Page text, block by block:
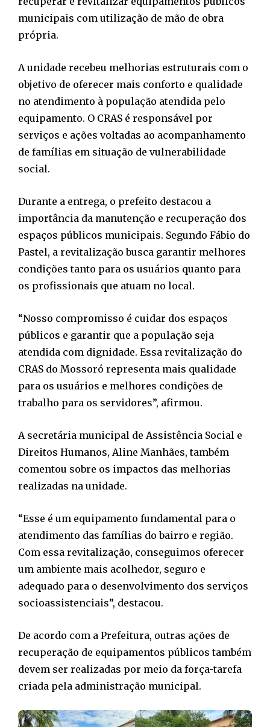
municipais com utilização de mão de obra
própria.
A unidade recebeu melhorias estruturais com o
objetivo de oferecer mais conforto e qualidade
no atendimento à população atendida pelo
equipamento. O CRAS é responsável por
serviços e ações voltadas ao acompanhamento
de famílias em situação de vulnerabilidade
social.
Durante a entrega, o prefeito destacou a
importância da manutenção e recuperação dos
espaços públicos municipais. Segundo Fábio do
Pastel, a revitalização busca garantir melhores
condições tanto para os usuários quanto para
os profissionais que atuam no local.
“Nosso compromisso é cuidar dos espaços
públicos e garantir que a população seja
atendida com dignidade. Essa revitalização do
CRAS do Mossoró representa mais qualidade
para os usuários e melhores condições de
trabalho para os servidores”, afirmou.
A secretária municipal de Assistência Social e
Direitos Humanos, Aline Manhães, também
comentou sobre os impactos das melhorias
realizadas na unidade.
“Esse é um equipamento fundamental para o
atendimento das famílias do bairro e região.
Com essa revitalização, conseguimos oferecer
um ambiente mais acolhedor, seguro e
adequado para o desenvolvimento dos serviços
socioassistenciais”, destacou.
De acordo com a Prefeitura, outras ações de
recuperação de equipamentos públicos também
devem ser realizadas por meio da força-tarefa
criada pela administração municipal.